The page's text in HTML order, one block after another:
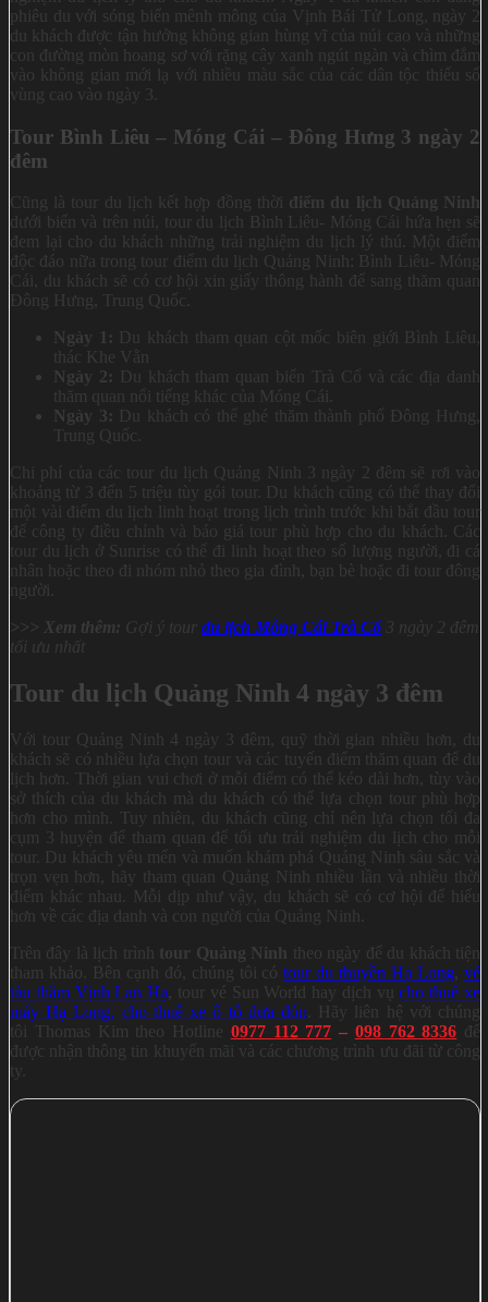
phiêu du với sóng biển mênh mông của Vịnh Bái Tử Long, ngày 2
du khách được tận hưởng không gian hùng vĩ của núi cao và những
con đường mòn hoang sơ với rặng cây xanh ngút ngàn và chìm đắm
vào không gian mới lạ với nhiều màu sắc của các dân tộc thiểu số
vùng cao vào ngày 3.
Tour Bình Liêu – Móng Cái – Đông Hưng 3 ngày 2
đêm
Cũng là tour du lịch kết hợp đồng thời điểm du lịch Quảng Ninh
dưới biển và trên núi, tour du lịch Bình Liêu- Móng Cái hứa hẹn sẽ
đem lại cho du khách những trải nghiệm du lịch lý thú. Một điểm
độc đáo nữa trong tour điểm du lịch Quảng Ninh: Bình Liêu- Móng
Cái, du khách sẽ có cơ hội xin giấy thông hành để sang thăm quan
Đông Hưng, Trung Quốc.
Ngày 1: Du khách tham quan cột mốc biên giới Bình Liêu,
thác Khe Vằn
Ngày 2: Du khách tham quan biển Trà Cổ và các địa danh
thăm quan nổi tiếng khác của Móng Cái.
Ngày 3: Du khách có thể ghé thăm thành phố Đông Hưng,
Trung Quốc.
Chi phí của các tour du lịch Quảng Ninh 3 ngày 2 đêm sẽ rơi vào
khoảng từ 3 đến 5 triệu tùy gói tour. Du khách cũng có thể thay đổi
một vài điểm du lịch linh hoạt trong lịch trình trước khi bắt đầu tour
để công ty điều chỉnh và báo giá tour phù hợp cho du khách. Các
tour du lịch ở Sunrise có thể đi linh hoạt theo số lượng người, đi cá
nhân hoặc theo đi nhóm nhỏ theo gia đình, bạn bè hoặc đi tour đông
người.
>>> Xem thêm: Gợi ý tour du lịch Móng Cái Trà Cổ 3 ngày 2 đêm
tối ưu nhất
Tour du lịch Quảng Ninh 4 ngày 3 đêm
Với tour Quảng Ninh 4 ngày 3 đêm, quỹ thời gian nhiều hơn, du
khách sẽ có nhiều lựa chọn tour và các tuyến điểm thăm quan để du
lịch hơn. Thời gian vui chơi ở mỗi điểm có thể kéo dài hơn, tùy vào
sở thích của du khách mà du khách có thể lựa chọn tour phù hợp
hơn cho mình. Tuy nhiên, du khách cũng chỉ nên lựa chọn tối đa
cụm 3 huyện để tham quan để tối ưu trải nghiệm du lịch cho mỗi
tour. Du khách yêu mến và muốn khám phá Quảng Ninh sâu sắc và
trọn vẹn hơn, hãy tham quan Quảng Ninh nhiều lần và nhiều thời
điểm khác nhau. Mỗi dịp như vậy, du khách sẽ có cơ hội để hiểu
hơn về các địa danh và con người của Quảng Ninh.
Trên đây là lịch trình tour Quảng Ninh theo ngày để du khách tiện
tham khảo. Bên cạnh đó, chúng tôi cótour du thuyền Hạ Long ,vé
tàu thăm Vịnh Lan Hạ , tour vé Sun World hay dịch vụcho thuê xe
máy Hạ Long, cho thuê xe ô tô đưa đón . Hãy liên hệ với chúng
tôi Thomas Kim theo Hotline 0977 112 777 – 098 762 8336 để
được nhận thông tin khuyến mãi và các chương trình ưu đãi từ công
ty.